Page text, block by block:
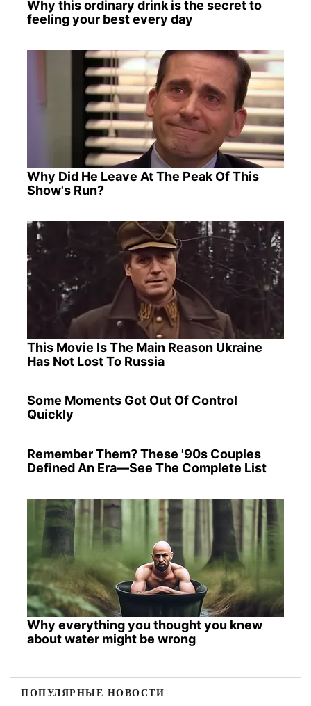
Why this ordinary drink is the secret to
feeling your best every day
Why Did He Leave At The Peak Of This
Show's Run?
This Movie Is The Main Reason Ukraine
Has Not Lost To Russia
Some Moments Got Out Of Control
Quickly
Remember Them? These '90s Couples
Defined An Era—See The Complete List
Why everything you thought you knew
about water might be wrong
ПОПУЛЯРНЫЕ НОВОСТИ